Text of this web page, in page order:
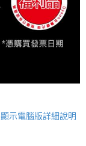
顯示電腦版詳細說明